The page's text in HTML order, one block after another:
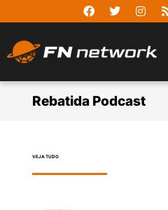
Rebatida Podcast
VEJA TUDO